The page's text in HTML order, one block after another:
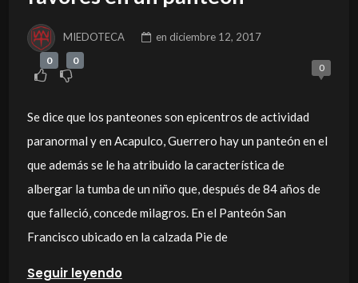
MIEDOTECA en diciembre 12, 2017
0 0
0
Se dice que los panteones son epicentros de actividad
paranormal y en Acapulco, Guerrero hay un panteón en el
que además se le ha atribuido la característica de
albergar la tumba de un niño que, después de 84 años de
que falleció, concede milagros. En el Panteón San
Francisco ubicado en la calzada Pie de
Seguir leyendo